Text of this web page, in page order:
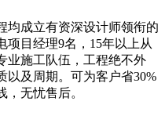
均成立有资深设计师领衔的
项目经理9名，15年以上从
业施工队伍，工程绝不外
以及周期。可为客户省30%
无忧售后。